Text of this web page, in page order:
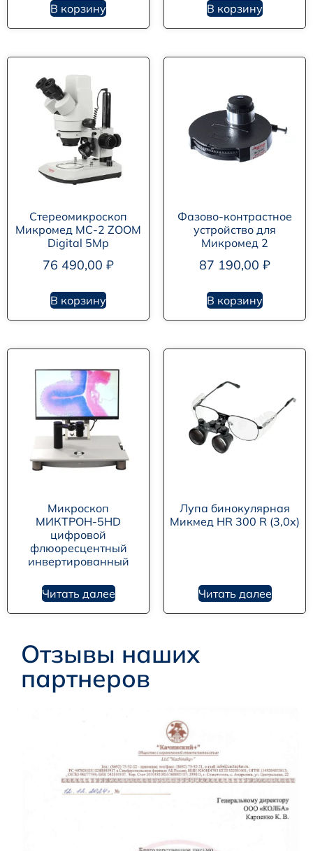
В корзину В корзину
Стереомикроскоп
Микромед MC-2 ZOOM
Digital 5Mp
76 490,00 ₽
В корзину
Фазово-контрастное
устройство для
Микромед 2
87 190,00 ₽
В корзину
Микроскоп
МИКТРОН-5HD
цифровой
флюоресцентный
инвертированный
Читать далее
Лупа бинокулярная
Микмед HR 300 R (3,0х)
Читать далее
Отзывы наших
партнеров